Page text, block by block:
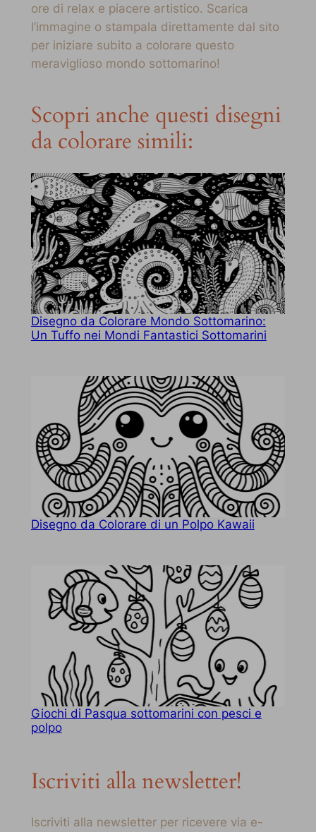
ore di relax e piacere artistico. Scarica
l’immagine o stampala direttamente dal sito
per iniziare subito a colorare questo
meraviglioso mondo sottomarino!
Scopri anche questi disegni
da colorare simili:
Disegno da Colorare Mondo Sottomarino:
Un Tuffo nei Mondi Fantastici Sottomarini
Disegno da Colorare di un Polpo Kawaii
Giochi di Pasqua sottomarini con pesci e
polpo
Iscriviti alla newsletter!
Iscriviti alla newsletter per ricevere via e-